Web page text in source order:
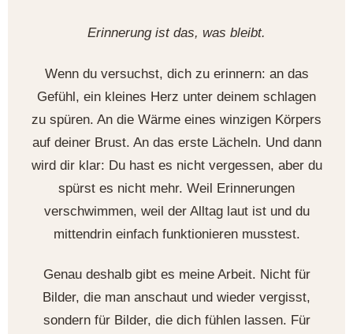
Erinnerung ist das, was bleibt.
Wenn du versuchst, dich zu erinnern: an das
Gefühl, ein kleines Herz unter deinem schlagen
zu spüren. An die Wärme eines winzigen Körpers
auf deiner Brust. An das erste Lächeln. Und dann
wird dir klar: Du hast es nicht vergessen, aber du
spürst es nicht mehr. Weil Erinnerungen
verschwimmen, weil der Alltag laut ist und du
mittendrin einfach funktionieren musstest.
Genau deshalb gibt es meine Arbeit. Nicht für
Bilder, die man anschaut und wieder vergisst,
sondern für Bilder, die dich fühlen lassen. Für